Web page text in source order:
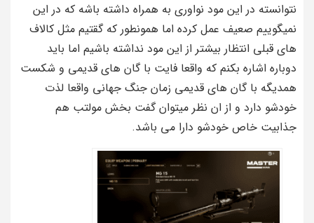
نتوانسته در این مود نواوری به همراه داشته باشه که در این
نمیگوییم صعیف عمل کرده اما همونطور که گقتیم مثل کالاف
های قبلی انتظار بیشتر از این مود نداشته باشیم اما باید
دوباره اشاره بکنم که واقعا فایت با گان های قدیمی و شکست
همدیگه با گان های قدیمی زمان جنگ جهانی واقعا لذت
خودشو دارد و از ان نظر میتوان گفت بخش مولتب هم
جذابیت خاص خودشو دارا می باشد.